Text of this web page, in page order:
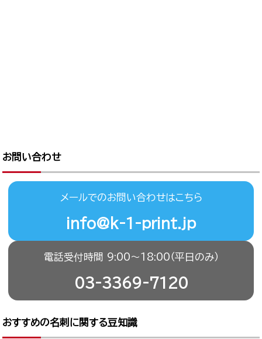
お問い合わせ
メールでのお問い合わせはこちら
info@k-1-print.jp
電話受付時間 9:00〜18:00（平日のみ）
03-3369-7120
おすすめの名刺に関する豆知識